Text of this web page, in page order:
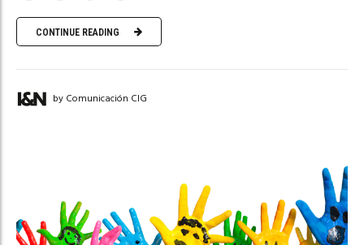
CONTINUE READING
by Comunicación CIG